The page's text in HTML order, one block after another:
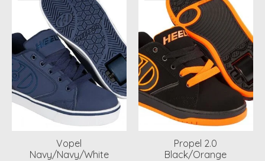
Vopel
Navy/Navy/White
Propel 2.0
Black/Orange